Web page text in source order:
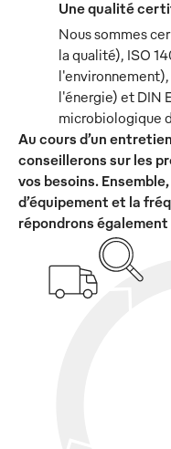
Une qualité
Nous sommes
la qualité), ISO
l'énergie) et DIN
microbiologique
Au cours d’un
conseillerons sur les
vos besoins.
d’équipement et la
répondrons